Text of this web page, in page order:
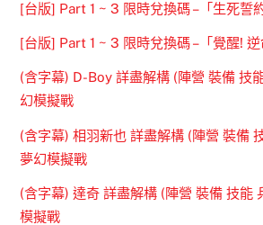
[台版] Part 1 ~ 3 限時兌換碼 –「生死誓
[台版] Part 1 ~ 3 限時兌換碼 –「覺醒! 逆
(含字幕) D-Boy 詳盡解構 (陣營 裝備 技
幻模擬戰
(含字幕) 相羽新也 詳盡解構 (陣營 裝備
夢幻模擬戰
(含字幕) 達奇 詳盡解構 (陣營 裝備 技能
模擬戰